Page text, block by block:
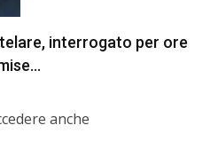
interrogato per ore
anche